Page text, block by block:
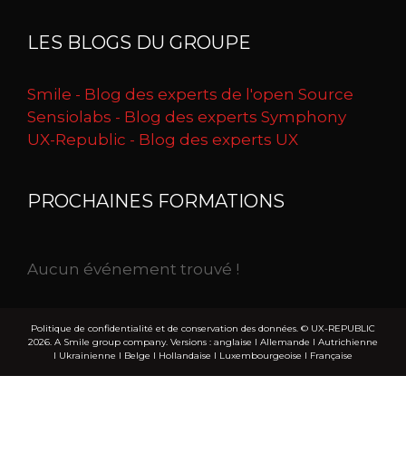
LES BLOGS DU GROUPE
Smile - Blog des experts de l'open Source
Sensiolabs - Blog des experts Symphony
UX-Republic - Blog des experts UX
PROCHAINES FORMATIONS
Aucun événement trouvé !
Politique de confidentialité et de conservation des données. © UX-REPUBLIC
2026. A Smile group company. Versions : anglaise I Allemande I Autrichienne
I Ukrainienne I Belge I Hollandaise I Luxembourgeoise I Française